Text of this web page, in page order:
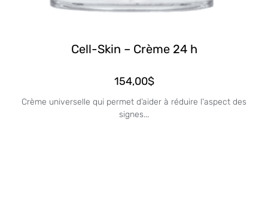
Cell-Skin – Crème 24 h
154,00$
Crème universelle qui permet d’aider à réduire l'aspect des
signes...